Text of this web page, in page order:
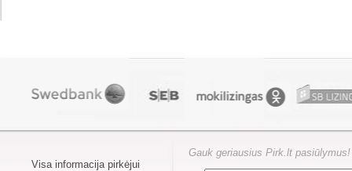
Visa informacija pirkėjui
Gauk geriausius Pirk.lt pasiūlymus!